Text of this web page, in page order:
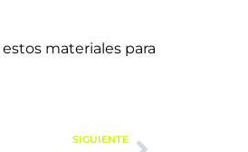
materiales para
SIGUIENTE